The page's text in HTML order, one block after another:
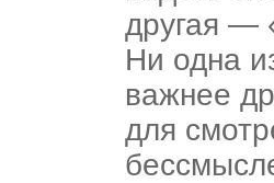
другая —
Ни одна
важнее
для